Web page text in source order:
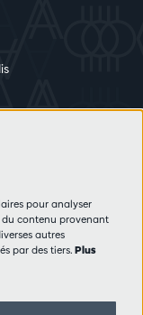
pour analyser
contenu provenant
autres
par des tiers. Plus